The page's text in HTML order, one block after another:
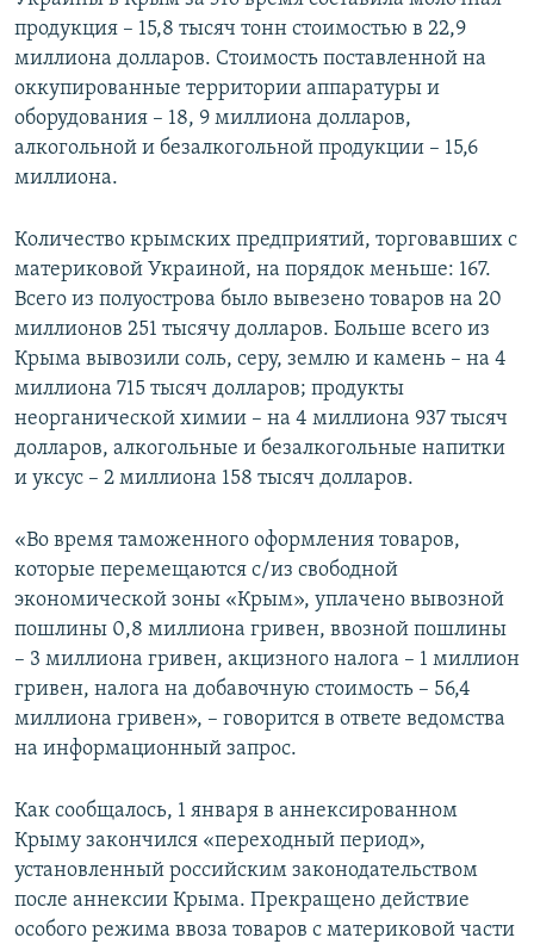
продукция – 15,8 тысяч тонн стоимостью в 22,9
миллиона долларов. Стоимость поставленной на
оккупированные территории аппаратуры и
оборудования – 18, 9 миллиона долларов,
алкогольной и безалкогольной продукции – 15,6
миллиона.
Количество крымских предприятий, торговавших с
материковой Украиной, на порядок меньше: 167.
Всего из полуострова было вывезено товаров на 20
миллионов 251 тысячу долларов. Больше всего из
Крыма вывозили соль, серу, землю и камень – на 4
миллиона 715 тысяч долларов; продукты
неорганической химии – на 4 миллиона 937 тысяч
долларов, алкогольные и безалкогольные напитки
и уксус – 2 миллиона 158 тысяч долларов.
«Во время таможенного оформления товаров,
которые перемещаются с/из свободной
экономической зоны «Крым», уплачено вывозной
пошлины 0,8 миллиона гривен, ввозной пошлины
– 3 миллиона гривен, акцизного налога – 1 миллион
гривен, налога на добавочную стоимость – 56,4
миллиона гривен», – говорится в ответе ведомства
на информационный запрос.
Как сообщалось, 1 января в аннексированном
Крыму закончился «переходный период»,
установленный российским законодательством
после аннексии Крыма. Прекращено действие
особого режима ввоза товаров с материковой части